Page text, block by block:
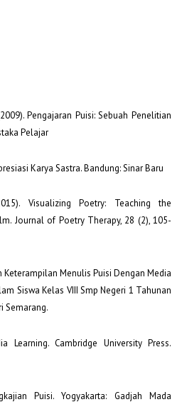
Pengajaran Puisi: Sebuah Penelitian
Pelajar
Karya Sastra. Bandung: Sinar Baru
Visualizing Poetry: Teaching the
Journal of Poetry Therapy, 28 (2), 105-
Keterampilan Menulis Puisi Dengan Media
Siswa Kelas VIII Smp Negeri 1 Tahunan
Semarang.
Learning. Cambridge University Press.
Puisi. Yogyakarta: Gadjah Mada